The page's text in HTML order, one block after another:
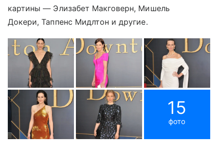
картины — Элизабет Макговерн, Мишель
Докери, Таппенс Мидлтон и другие.
15
фото